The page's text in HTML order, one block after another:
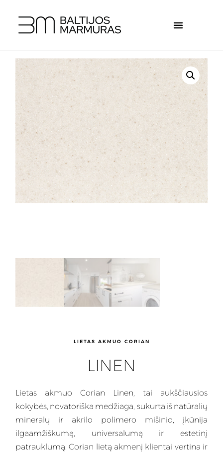
LIETAS AKMUO CORIAN
LINEN
Lietas akmuo Corian Linen, tai aukščiausios
kokybės, novatoriška medžiaga, sukurta iš natūralių
mineralų ir akrilo polimero mišinio, įkūnija
ilgaamžiškumą, universalumą ir estetinį
patrauklumą.Corian lietą akmenį klientai vertina ir